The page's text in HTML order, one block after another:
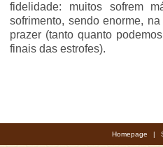
fidelidade: muitos sofrem
sofrimento, sendo enorme,
prazer (tanto quanto
finais das estrofes).
Homepage |